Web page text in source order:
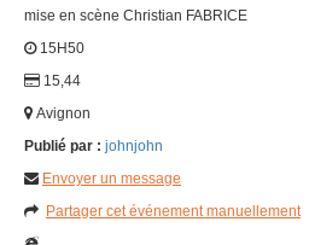
mise en scène Christian FABRICE
15H50
15,44
Avignon
Publié par : johnjohn
Envoyer un message
Partager cet événement manuellement